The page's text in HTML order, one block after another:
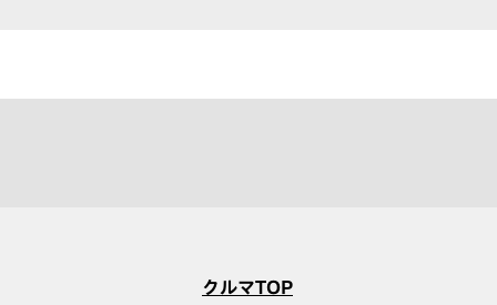
クルマTOP